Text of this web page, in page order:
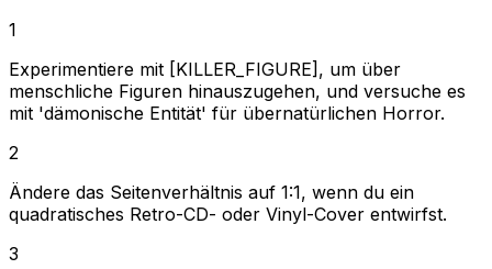
1
Experimentiere mit [KILLER_FIGURE], um über
menschliche Figuren hinauszugehen, und versuche es
mit 'dämonische Entität' für übernatürlichen Horror.
2
Ändere das Seitenverhältnis auf 1:1, wenn du ein
quadratisches Retro-CD- oder Vinyl-Cover entwirfst.
3